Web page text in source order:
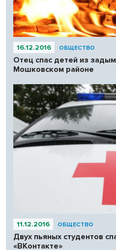
16.12.2016 ОБЩЕСТВО
Отец спас детей из
Мошковском районе
11.12.2016 ОБЩЕСТВО
Двух пьяных студентов
«ВКонтакте»